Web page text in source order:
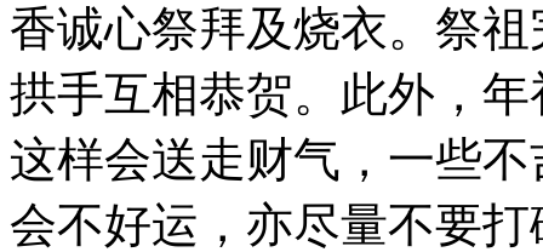
香诚心祭拜及烧衣。祭
拱手互相恭贺。此外，
这样会送走财气，一些
会不好运，亦尽量不要